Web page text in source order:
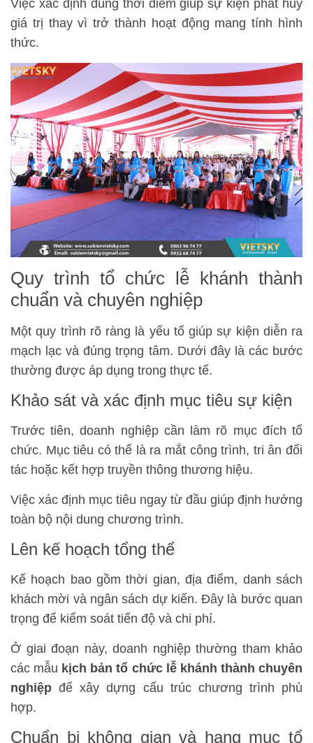
Việc xác định đúng thời điểm giúp sự kiện phát huy
giá trị thay vì trở thành hoạt động mang tính hình
thức.
Quy trình tổ chức lễ khánh thành
chuẩn và chuyên nghiệp
Một quy trình rõ ràng là yếu tố giúp sự kiện diễn ra
mạch lạc và đúng trọng tâm. Dưới đây là các bước
thường được áp dụng trong thực tế.
Khảo sát và xác định mục tiêu sự kiện
Trước tiên, doanh nghiệp cần làm rõ mục đích tổ
chức. Mục tiêu có thể là ra mắt công trình, tri ân đối
tác hoặc kết hợp truyền thông thương hiệu.
Việc xác định mục tiêu ngay từ đầu giúp định hướng
toàn bộ nội dung chương trình.
Lên kế hoạch tổng thể
Kế hoạch bao gồm thời gian, địa điểm, danh sách
khách mời và ngân sách dự kiến. Đây là bước quan
trọng để kiểm soát tiến độ và chi phí.
Ở giai đoạn này, doanh nghiệp thường tham khảo
các mẫu kịch bản tổ chức lễ khánh thành chuyên
nghiệp để xây dựng cấu trúc chương trình phù
hợp.
Chuẩn bị không gian và hạng mục tổ